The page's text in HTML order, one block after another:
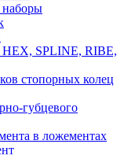
наборы
SPLINE, RIBE,
стопорных колец
губцевого
в ложементах